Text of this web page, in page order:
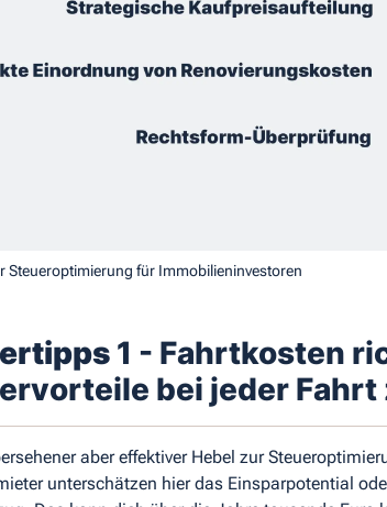
Steueroptimierung für Immobilieninvestoren
1 - Fahrtkosten
bei jeder
aber effektiver Hebel zur
unterschätzen hier das Einsparpotential